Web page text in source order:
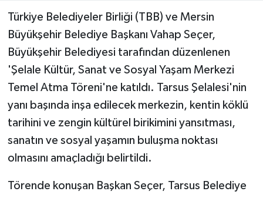
Türkiye Belediyeler Birliği (TBB) ve Mersin
Büyükşehir Belediye Başkanı Vahap Seçer,
Büyükşehir Belediyesi tarafından düzenlenen
'Şelale Kültür, Sanat ve Sosyal Yaşam Merkezi
Temel Atma Töreni'ne katıldı. Tarsus Şelalesi'nin
yanı başında inşa edilecek merkezin, kentin köklü
tarihini ve zengin kültürel birikimini yansıtması,
sanatın ve sosyal yaşamın buluşma noktası
olmasını amaçladığı belirtildi.
Törende konuşan Başkan Seçer, Tarsus Belediye
Teknoloji
Yaşam